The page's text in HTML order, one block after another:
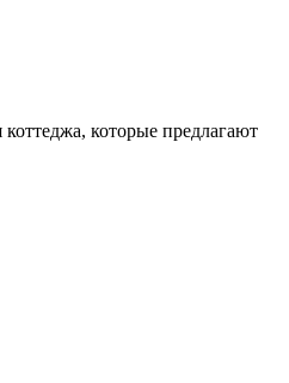
которые предлагают